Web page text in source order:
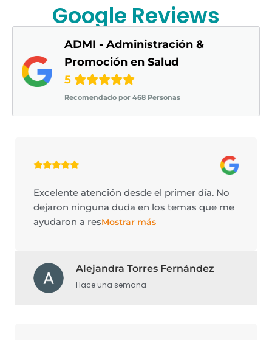
Google Reviews
ADMI - Administración &
Promoción en Salud
5
Recomendado por 468 Personas
Excelente atención desde el primer día. No
dejaron ninguna duda en los temas que me
ayudaron a resMostrar más
Alejandra Torres Fernández
Hace una semana